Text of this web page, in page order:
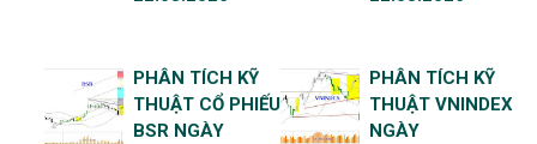
PHÂN TÍCH KỸ
THUẬT CỔ PHIẾU
BSR NGÀY
PHÂN TÍCH KỸ
THUẬT VNINDEX
NGÀY